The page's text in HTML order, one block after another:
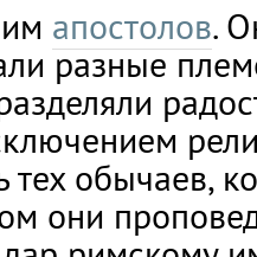
апостолов.
разные
тех обычаев,
они